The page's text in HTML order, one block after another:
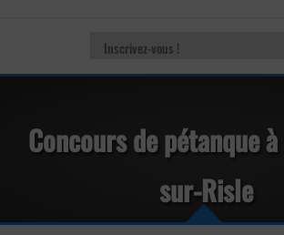
Concours de pétanque
sur-Risle